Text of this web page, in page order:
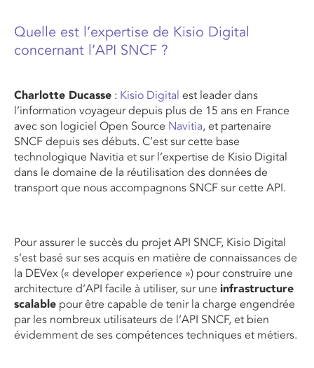
Quelle est l’expertise de Kisio Digital
concernant l’API SNCF ?
Charlotte Ducasse : Kisio Digital est leader dans
l’information voyageur depuis plus de 15 ans en France
avec son logiciel Open Source Navitia, et partenaire
SNCF depuis ses débuts. C’est sur cette base
technologique Navitia et sur l’expertise de Kisio Digital
dans le domaine de la réutilisation des données de
transport que nous accompagnons SNCF sur cette API.
Pour assurer le succès du projet API SNCF, Kisio Digital
s’est basé sur ses acquis en matière de connaissances de
la DEVex (« developer experience ») pour construire une
architecture d’API facile à utiliser, sur une infrastructure
scalable pour être capable de tenir la charge engendrée
par les nombreux utilisateurs de l’API SNCF, et bien
évidemment de ses compétences techniques et métiers.